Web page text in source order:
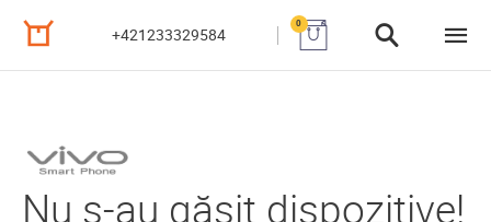
+421233329584
0
Nu s-au găsit dispozitive!